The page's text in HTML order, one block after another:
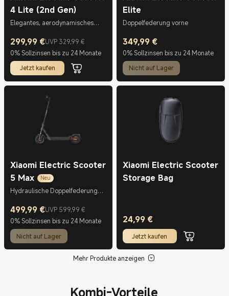
4 Lite (2nd Gen)
Elegantes, aerodynamisches
299,99 €
Current Price €299.99
UVP 329,99 €
UVP 329,99 €
0% Sollzinsen bis zu 24 Monate
Jetzt kaufen
Elite
Doppelfederung vorne
349,99€
Current Price €349.99
0% Sollzinsen bis zu 24 Monate
Nicht auf Lager
Xiaomi Electric Scooter
5 Max
Neu
Hydraulische Doppelfederung
hinten
499,99 €
Current Price €499.99
UVP 599,99 €
UVP 599,99 €
0% Sollzinsen bis zu 24 Monate
Nicht auf Lager
Xiaomi Electric Scooter
Storage Bag
24,99€
Current Price €24.99
Jetzt kaufen
Mehr Produkte anzeigen
Kombi-Vorteile